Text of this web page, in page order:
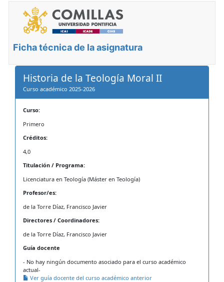
Ficha técnica de la asignatura
Historia de la Teología Moral II
Curso académico 2025-2026
Curso:
Primero
Créditos:
4,0
Titulación / Programa:
Licenciatura en Teología (Máster en Teología)
Profesor/es:
de la Torre Díaz, Francisco Javier
Directores / Coordinadores:
de la Torre Díaz, Francisco Javier
Guía docente
- No hay ningún documento asociado para el curso académico
actual-
Ver guía docente del curso académico anterior